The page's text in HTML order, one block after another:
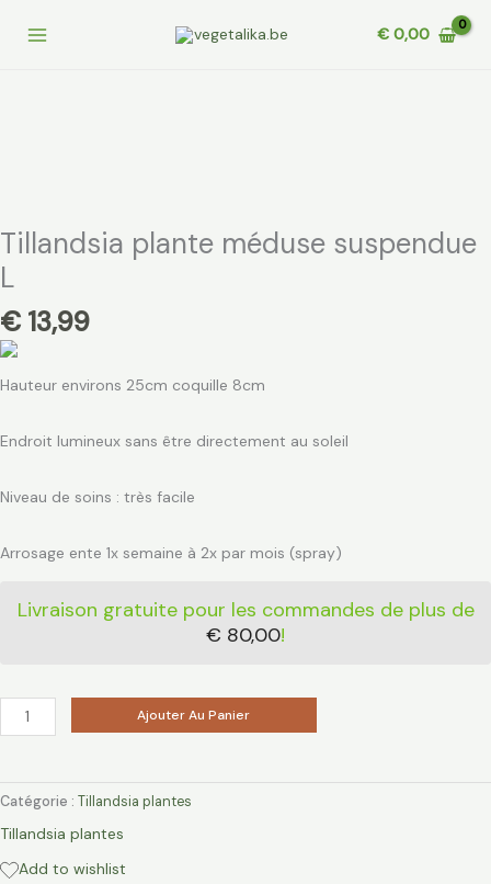
€ 0,00
Tillandsia plante méduse suspendue
L
€ 13,99
Hauteur environs 25cm coquille 8cm
Endroit lumineux sans être directement au soleil
Niveau de soins : très facile
Arrosage ente 1x semaine à 2x par mois (spray)
Livraison gratuite pour les commandes de plus de
€ 80,00!
L
Ajouter Au Panier
Catégorie : Tillandsia plantes
Tillandsia plantes
Add to wishlist